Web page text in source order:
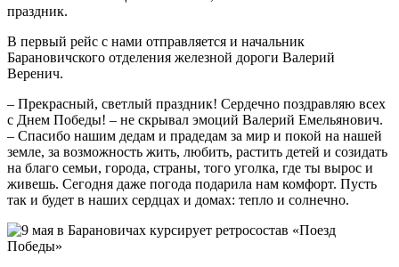
праздник.
В первый рейс с нами отправляется и начальник
Барановичского отделения железной дороги Валерий
Веренич.
– Прекрасный, светлый праздник! Сердечно поздравляю всех
с Днем Победы! – не скрывал эмоций Валерий Емельянович.
– Спасибо нашим дедам и прадедам за мир и покой на нашей
земле, за возможность жить, любить, растить детей и созидать
на благо семьи, города, страны, того уголка, где ты вырос и
живешь. Сегодня даже погода подарила нам комфорт. Пусть
так и будет в наших сердцах и домах: тепло и солнечно.